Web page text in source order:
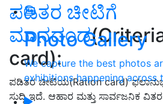
Photo Gallery
We capture the best photos
exhibitions happening across
ಪಡಿತರ ಚೀಟಿಗೆ
ಮಾನದಂಡ
card):
ಪಡಿತರ ಚೀಟಿಯ(Ration card)
ಸುದ್ದಿ ಇದೆ. ಆಹಾರ ಮತ್ತು ಸಾರ್ವಜನಿಕ